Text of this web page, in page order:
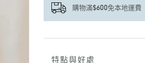
購物滿$600免本地運費
正
特點與好處